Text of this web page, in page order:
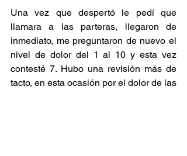
Una vez que despertó le pedí que
llamara a las parteras, llegaron de
inmediato, me preguntaron de nuevo el
nivel de dolor del 1 al 10 y esta vez
contesté 7. Hubo una revisión más de
tacto, en esta ocasión por el dolor de las